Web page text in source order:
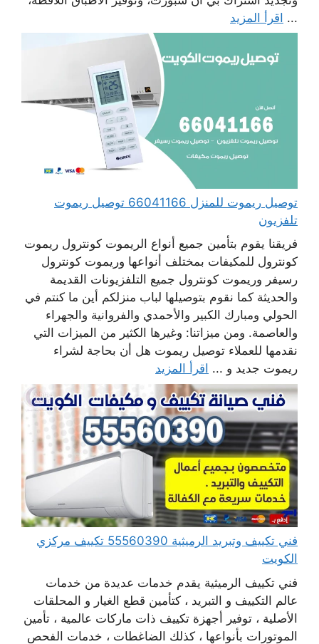
... اقرأ المزيد
توصيل ريموت للمنزل 66041166 توصيل ريموت
تلفزيون
فريقنا يقوم بتأمين جميع أنواع الريموت كونترول ريموت
كونترول للمكيفات بمختلف أنواعها وريموت كونترول
رسيفر وريموت كونترول جميع التلفزيونات القديمة
والحديثة كما نقوم بتوصيلها لباب منزلكم أين ما كنتم في
الحولي ومبارك الكبير والأحمدي والفروانية والجهراء
والعاصمة. ومن ميزاتنا: وغيرها الكثير من الميزات التي
نقدمها للعملاء توصيل ريموت هل أن بحاجة لشراء
ريموت جديد و ... اقرأ المزيد
فني تكييف وتبريد الرميثية 55560390 تكييف مركزي
الكويت
فني تكييف الرميثية يقدم خدمات عديدة من خدمات
عالم التكييف و التبريد ، كتأمين قطع الغيار و المحلقات
الأصلية ، توفير أجهزة تكييف ذات ماركات عالمية ، تأمين
الموتورات بأنواعها ، كذلك الضاغطات ، خدمات الفحص